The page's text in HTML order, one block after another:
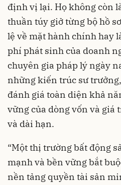
định vị lại. Họ không còn
thuần túy giở từng bộ hồ
lệ về mặt hành chính hay
phí phát sinh của doanh
chuyên gia pháp lý ngày
nhữngkiến trúc sư trưởng
đánh giá toàn diện khả
vững của dòng vốn và
và dài hạn.
“Một thị trường bất động
mạnh và bền vững bắt
nền tảng quyền tài sản